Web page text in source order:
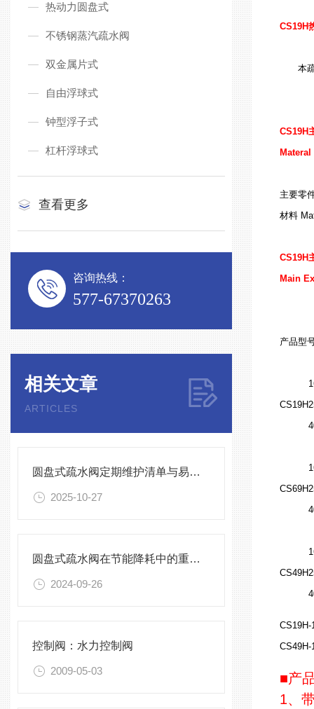
热动力圆盘式
不锈钢蒸汽疏水阀
双金属片式
自由浮球式
钟型浮子式
杠杆浮球式
查看更多
咨询热线：
577-67370263
相关文章
ARTICLES
圆盘式疏水阀定期维护清单与易损件更换周期
2025-10-27
圆盘式疏水阀在节能降耗中的重要性
2024-09-26
控制阀：水力控制阀
2009-05-03
CS19H
本
CS19H
主要零
材料
CS19H
Main
产品型
CS19H
CS69H
CS49H
CS19H-
CS49H-
■产
1、